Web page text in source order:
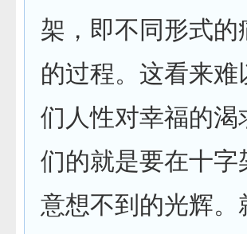
架，即不同形式
的过程。这看来
们人性对幸福的
们的就是要在十
意想不到的光辉